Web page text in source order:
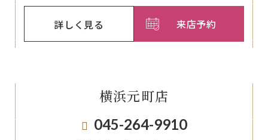
詳しく見る 来店予約
横浜元町店
045-264-9910